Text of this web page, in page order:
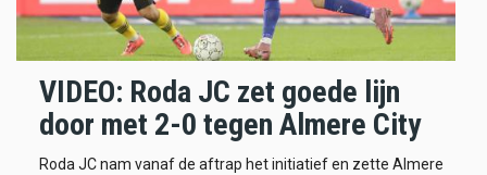
VIDEO: Roda JC zet goede lijn
door met 2-0 tegen Almere City
Roda JC nam vanaf de aftrap het initiatief en zette Almere